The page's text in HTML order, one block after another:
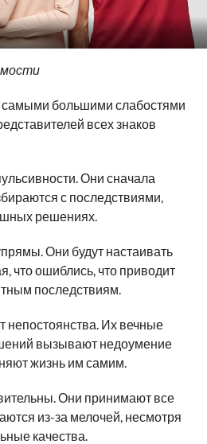
самыми большими слабостями
всех знаков
Они сначала
с последствиями,
решениях.
Они будут настаивать
что ошиблись, что приводит
последствиям.
непостоянства. Их вечные
вызывают недоумение
жизнь им самим.
Они принимают все
из-за мелочей, несмотря
качества.